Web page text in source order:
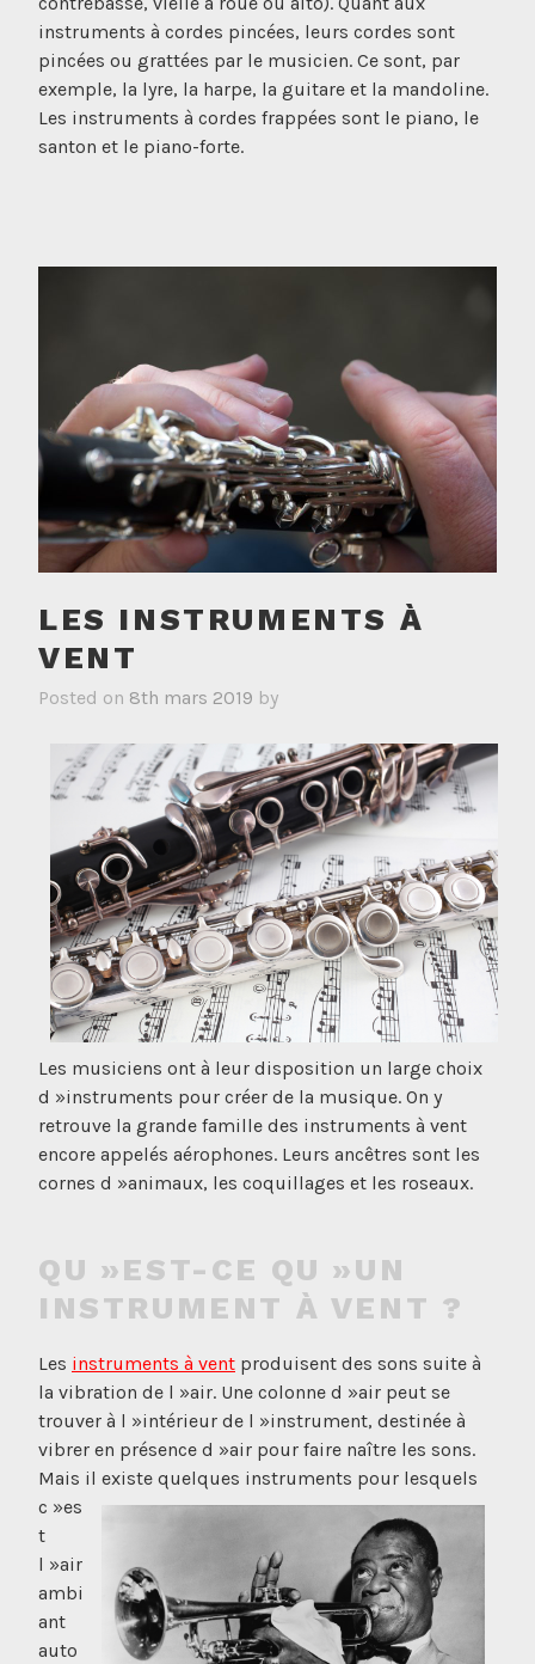
instruments à cordes pincées, leurs cordes sont
pincées ou grattées par le musicien. Ce sont, par
exemple, la lyre, la harpe, la guitare et la mandoline.
Les instruments à cordes frappées sont le piano, le
santon et le piano-forte.
LES INSTRUMENTS À
VENT
Posted on 8th mars 2019 by
Les musiciens ont à leur disposition un large choix
d »instruments pour créer de la musique. On y
retrouve la grande famille des instruments à vent
encore appelés aérophones. Leurs ancêtres sont les
cornes d »animaux, les coquillages et les roseaux.
QU »EST-CE QU »UN
INSTRUMENT À VENT ?
Les instruments à vent produisent des sons suite à
la vibration de l »air. Une colonne d »air peut se
trouver à l »intérieur de l »instrument, destinée à
vibrer en présence d »air pour faire naître les sons.
Mais il existe quelques instruments pour lesquels
c »es
t
l »air
ambi
ant
auto